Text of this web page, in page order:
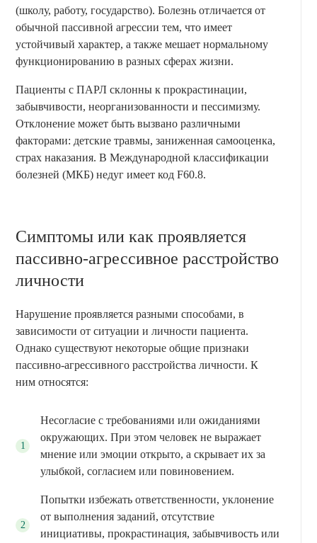
(школу, работу, государство). Болезнь отличается от
обычной пассивной агрессии тем, что имеет
устойчивый характер, а также мешает нормальному
функционированию в разных сферах жизни.
Пациенты с ПАРЛ склонны к прокрастинации,
забывчивости, неорганизованности и пессимизму.
Отклонение может быть вызвано различными
факторами: детские травмы, заниженная самооценка,
страх наказания. В Международной классификации
болезней (МКБ) недуг имеет код F60.8.
Симптомы или как проявляется
пассивно-агрессивное расстройство
личности
Нарушение проявляется разными способами, в
зависимости от ситуации и личности пациента.
Однако существуют некоторые общие признаки
пассивно-агрессивного расстройства личности. К
ним относятся:
Несогласие с требованиями или ожиданиями
окружающих. При этом человек не выражает
мнение или эмоции открыто, а скрывает их за
улыбкой, согласием или повиновением.
Попытки избежать ответственности, уклонение
от выполнения заданий, отсутствие
инициативы, прокрастинация, забывчивость или